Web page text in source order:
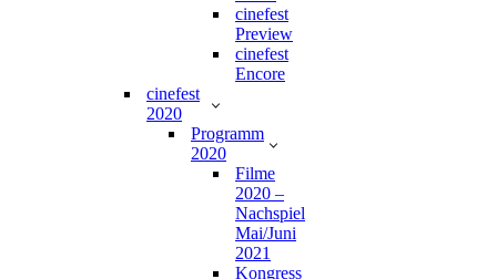
cinefest
Preview
cinefest
Encore
cinefest
2020
Programm
2020
Filme
2020 –
Nachspiel
Mai/Juni
2021
Kongress